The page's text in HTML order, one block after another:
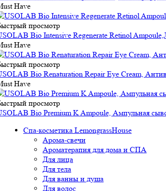
Have
просмотр
Bio Intensive Regenerate Retinol
Have
просмотр
Bio Renaturation Repair Eye Cream,
Have
просмотр
Bio Premium K Ampoule, Ампульная
Спа-косметика LemongrassHouse
Арома-свечи
Ароматерапия для дома и СПА
Для лица
Для тела
Для ванны и душа
Для волос